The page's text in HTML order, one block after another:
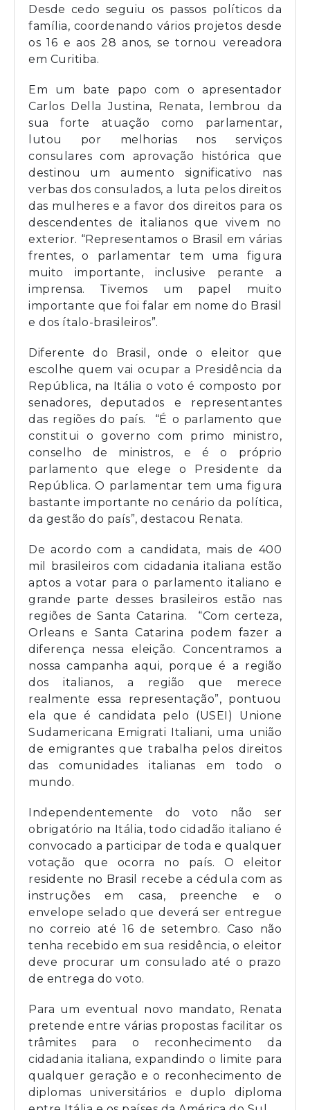
Desde cedo seguiu os passos políticos da
família, coordenando vários projetos desde
os 16 e aos 28 anos, se tornou vereadora
em Curitiba.
Em um bate papo com o apresentador
Carlos Della Justina, Renata, lembrou da
sua forte atuação como parlamentar,
lutou por melhorias nos serviços
consulares com aprovação histórica que
destinou um aumento significativo nas
verbas dos consulados, a luta pelos direitos
das mulheres e a favor dos direitos para os
descendentes de italianos que vivem no
exterior. “Representamos o Brasil em várias
frentes, o parlamentar tem uma figura
muito importante, inclusive perante a
imprensa. Tivemos um papel muito
importante que foi falar em nome do Brasil
e dos ítalo-brasileiros”.
Diferente do Brasil, onde o eleitor que
escolhe quem vai ocupar a Presidência da
República, na Itália o voto é composto por
senadores, deputados e representantes
das regiões do país. “É o parlamento que
constitui o governo com primo ministro,
conselho de ministros, e é o próprio
parlamento que elege o Presidente da
República. O parlamentar tem uma figura
bastante importante no cenário da política,
da gestão do país”, destacou Renata.
De acordo com a candidata, mais de 400
mil brasileiros com cidadania italiana estão
aptos a votar para o parlamento italiano e
grande parte desses brasileiros estão nas
regiões de Santa Catarina. “Com certeza,
Orleans e Santa Catarina podem fazer a
diferença nessa eleição. Concentramos a
nossa campanha aqui, porque é a região
dos italianos, a região que merece
realmente essa representação”, pontuou
ela que é candidata pelo (USEI) Unione
Sudamericana Emigrati Italiani, uma união
de emigrantes que trabalha pelos direitos
das comunidades italianas em todo o
mundo.
Independentemente do voto não ser
obrigatório na Itália, todo cidadão italiano é
convocado a participar de toda e qualquer
votação que ocorra no país. O eleitor
residente no Brasil recebe a cédula com as
instruções em casa, preenche e o
envelope selado que deverá ser entregue
no correio até 16 de setembro. Caso não
tenha recebido em sua residência, o eleitor
deve procurar um consulado até o prazo
de entrega do voto.
Para um eventual novo mandato, Renata
pretende entre várias propostas facilitar os
trâmites para o reconhecimento da
cidadania italiana, expandindo o limite para
qualquer geração e o reconhecimento de
diplomas universitários e duplo diploma